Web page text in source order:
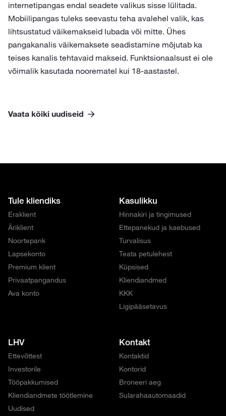
internetipangas endal seadete valikus sisse lülitada.
Mobiilipangas tuleks seevastu teha avalehel valik, kas
lihtsustatud väikemakseid lubada või mitte. Ühes
pangakanalis väikemaksete seadistamine mõjutab ka
teises kanalis tehtavaid makseid. Funktsionaalsust ei ole
võimalik kasutada noorematel kui 18-aastastel.
Vaata kõiki uudiseid
Tule kliendiks
Eraklient
Äriklient
Noortepank
Lapsekonto
Premium klient
Privaatpangandus
Ava konto
Kasulikku
Hinnakiri ja tingimused
Ettepanekud ja kaebused
Turvalisus
Teata petulehest
Küpsised
Kliendiandmed
KKK
Ligipääsetavus
LHV
Ettevõttest
Investorile
Tööpakkumised
Kliendiandmete töötlemine
Uudised
Kontakt
Kontaktid
Kontorid
Broneeri aeg
Sularahaautomaadid